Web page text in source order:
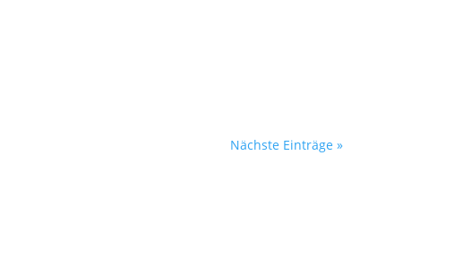
Nächste Einträge »